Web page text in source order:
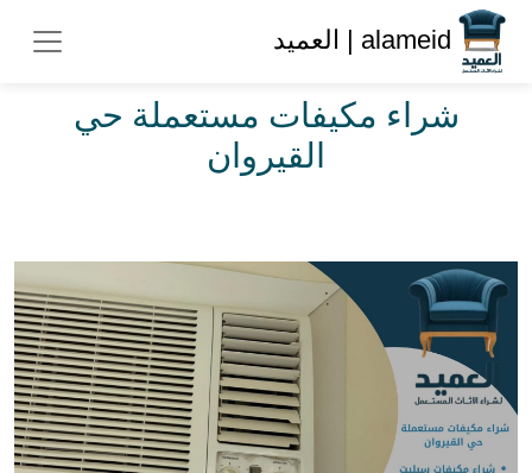
شراء مكيفات مستعملة حي
القيروان